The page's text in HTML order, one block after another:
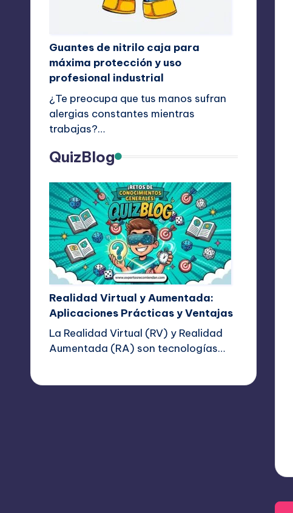
Guantes de nitrilo caja para
máxima protección y uso
profesional industrial
¿Te preocupa que tus manos sufran
alergias constantes mientras
trabajas?…
QuizBlog
Realidad Virtual y Aumentada:
Aplicaciones Prácticas y Ventajas
La Realidad Virtual (RV) y Realidad
Aumentada (RA) son tecnologías…